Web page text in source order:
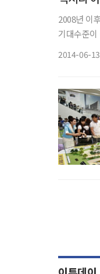
2008년 이
기대수준이 높아
2014-06-